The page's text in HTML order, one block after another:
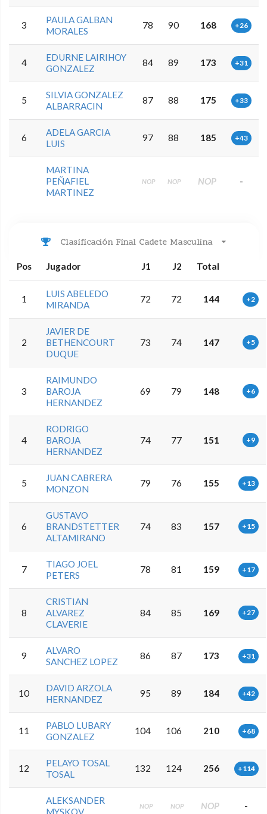
3
PAULA GALBAN
MORALES
78 90 168 +26
4
EDURNE LAIRIHOY
GONZALEZ
84 89 173 +31
5
SILVIA GONZALEZ
ALBARRACIN
87 88 175 +33
6
ADELA GARCIA
LUIS
97 88 185 +43
MARTINA
PEÑAFIEL
MARTINEZ
NOP NOP NOP -
Clasificación Final Cadete Masculina
Pos Jugador J1 J2 Total
1
LUIS ABELEDO
MIRANDA
72 72 144 +2
2
JAVIER DE
BETHENCOURT
DUQUE
73 74 147 +5
3
RAIMUNDO
BAROJA
HERNANDEZ
69 79 148 +6
4
RODRIGO
BAROJA
HERNANDEZ
74 77 151 +9
5
JUAN CABRERA
MONZON
79 76 155 +13
6
GUSTAVO
BRANDSTETTER
ALTAMIRANO
74 83 157 +15
7
TIAGO JOEL
PETERS
78 81 159 +17
8
CRISTIAN
ALVAREZ
CLAVERIE
84 85 169 +27
9
ALVARO
SANCHEZ LOPEZ
86 87 173 +31
10
DAVID ARZOLA
HERNANDEZ
95 89 184 +42
11
PABLO LUBARY
GONZALEZ
104 106 210 +68
12
PELAYO TOSAL
TOSAL
132 124 256 +114
ALEKSANDER
MYSKOV
NOP NOP NOP -